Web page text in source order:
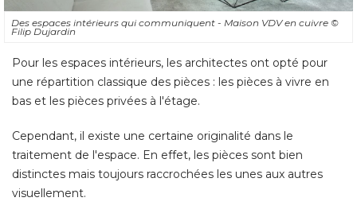
Des espaces intérieurs qui communiquent - Maison VDV en cuivre ©
Filip Dujardin
Pour les espaces intérieurs, les architectes ont opté pour
une répartition classique des pièces : les pièces à vivre en
bas et les pièces privées à l'étage.
Cependant, il existe une certaine originalité dans le
traitement de l'espace. En effet, les pièces sont bien
distinctes mais toujours raccrochées les unes aux autres
visuellement.